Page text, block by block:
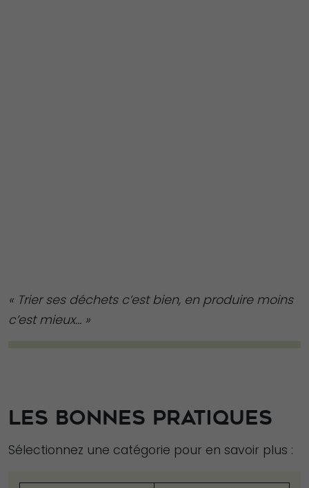
« Trier ses déchets c’est bien, en produire moins
c’est mieux… »
LES BONNES PRATIQUES
Sélectionnez une catégorie pour en savoir plus :